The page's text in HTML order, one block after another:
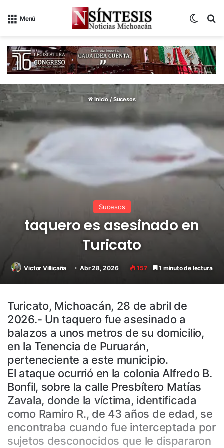
Menú
Inicio / Sucesos
Sucesos
taquero es asesinado en
Turicato
Victor Villicaña Abr 28, 2026 157 1 minuto de lectura
Turicato, Michoacán, 28 de abril de
2026.- Un taquero fue asesinado a
balazos a unos metros de su domicilio,
en la Tenencia de Puruarán,
perteneciente a este municipio.
El ataque ocurrió en la colonia Alfredo B.
Bonfil, sobre la calle Presbítero Matías
Zavala, donde la víctima, identificada
como Ramiro R., de 43 años de edad, se
encontraba cuando fue interceptada por
sujetos desconocidos que le dispararon